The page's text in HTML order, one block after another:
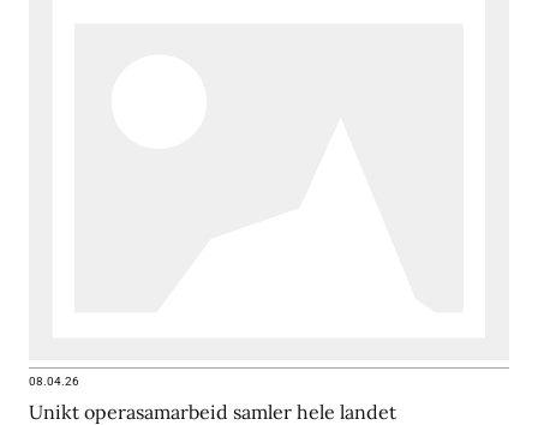
08.04.26
Unikt operasamarbeid samler hele landet